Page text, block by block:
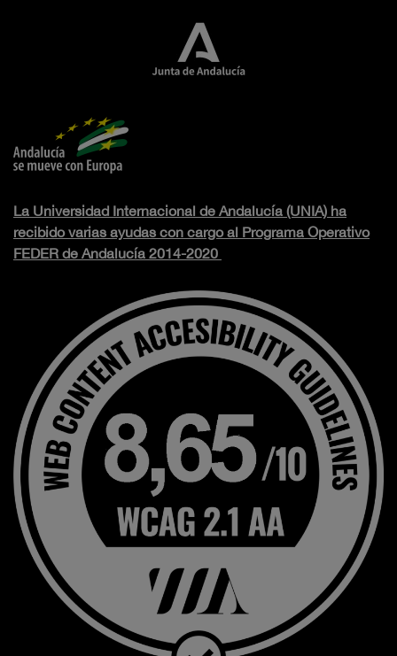
La Universidad Internacional de Andalucía (UNIA) ha
recibido varias ayudas con cargo al Programa Operativo
FEDER de Andalucía 2014-2020